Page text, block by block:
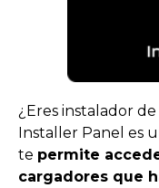
¿Eres instalador
Installer Panel es
te permite
cargadores que